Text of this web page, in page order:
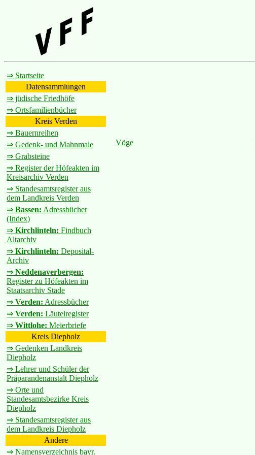
⇒ Startseite
Datensammlungen
⇒ jüdische Friedhöfe
⇒ Ortsfamilienbücher
Kreis Verden
⇒ Bauernreihen
⇒ Gedenk- und Mahnmale
⇒ Grabsteine
⇒ Register der Höfeakten im
Kreisarchiv Verden
⇒ Standesamtsregister aus
dem Landkreis Verden
⇒ Bassen: Adressbücher
(Index)
⇒ Kirchlinteln: Findbuch
Altarchiv
⇒ Kirchlinteln: Deposital-
Archiv
⇒ Neddenaverbergen:
Register zu Höfeakten im
Staatsarchiv Stade
⇒ Verden: Adressbücher
⇒ Verden: Läutelregister
⇒ Wittlohe: Meierbriefe
Kreis Diepholz
⇒ Gedenken Landkreis
Diepholz
⇒ Lehrer und Schüler der
Präparandenanstalt Diepholz
⇒ Orte und
Standesamtsbezirke Kreis
Diepholz
⇒ Standesamtsregister aus
dem Landkreis Diepholz
Andere
⇒ Namensverzeichnis bayr.
Vöge